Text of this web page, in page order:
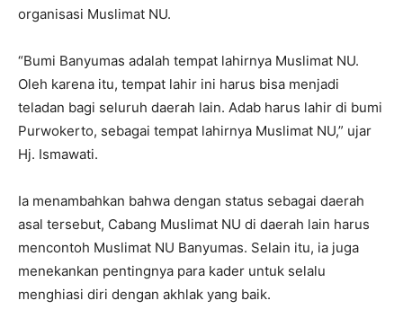
organisasi Muslimat NU.
“Bumi Banyumas adalah tempat lahirnya Muslimat NU.
Oleh karena itu, tempat lahir ini harus bisa menjadi
teladan bagi seluruh daerah lain. Adab harus lahir di bumi
Purwokerto, sebagai tempat lahirnya Muslimat NU,” ujar
Hj. Ismawati.
Ia menambahkan bahwa dengan status sebagai daerah
asal tersebut, Cabang Muslimat NU di daerah lain harus
mencontoh Muslimat NU Banyumas. Selain itu, ia juga
menekankan pentingnya para kader untuk selalu
menghiasi diri dengan akhlak yang baik.